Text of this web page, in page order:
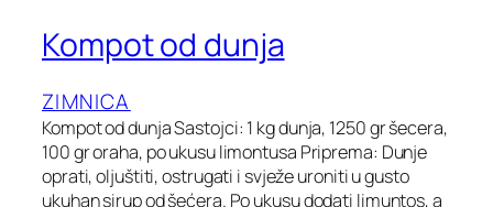
Kompot od dunja
ZIMNICA
Kompot od dunja Sastojci: 1 kg dunja, 1250 gr šecera,
100 gr oraha, po ukusu limontusa Priprema: Dunje
oprati, oljuštiti, ostrugati i svježe uroniti u gusto
ukuhan sirup od šećera. Po ukusu dodati limuntos, a